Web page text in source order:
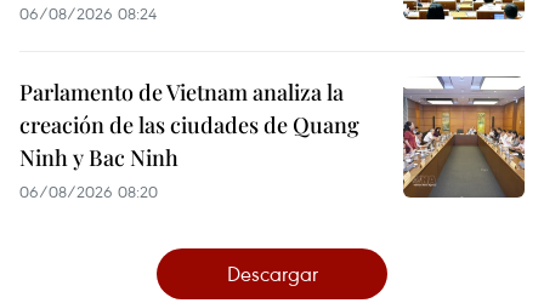
06/08/2026 08:24
Parlamento de Vietnam analiza la
creación de las ciudades de Quang
Ninh y Bac Ninh
06/08/2026 08:20
Descargar